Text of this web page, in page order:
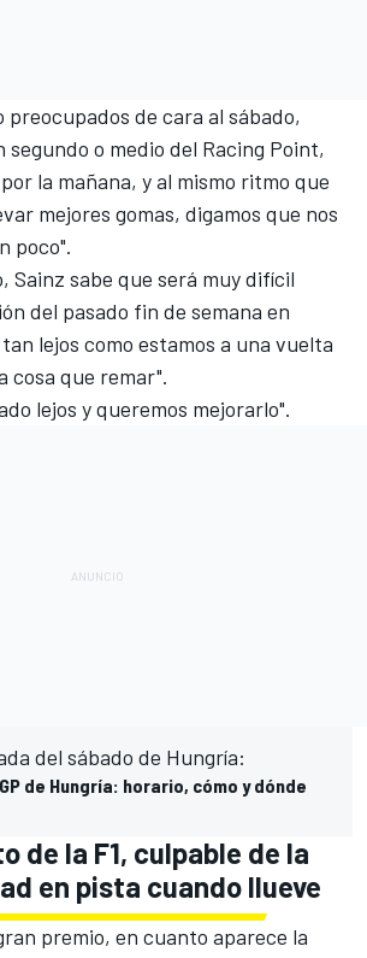
preocupados de cara al sábado,
o medio del Racing Point,
la mañana, y al mismo ritmo que
mejores gomas, digamos que nos
poco".
Sainz sabe que será muy difícil
del pasado fin de semana en
lejos como estamos a una vuelta
cosa que remar".
lejos y queremos mejorarlo".
del sábado de Hungría:
de Hungría: horario, cómo y dónde
de la F1, culpable de la
en pista cuando llueve
premio, en cuanto aparece la